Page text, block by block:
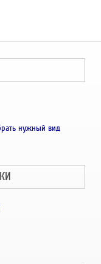
нужный вид